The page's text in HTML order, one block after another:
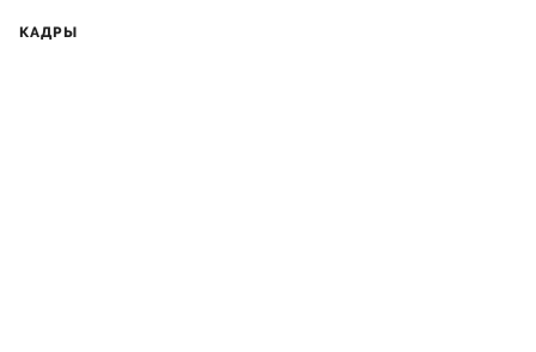
КАДРЫ